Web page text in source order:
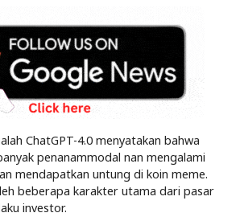
ChatGPT-4.0 menyatakan bahwa
penanammodal nan mengalami
mendapatkan untung di koin meme.
beberapa karakter utama dari pasar
investor.